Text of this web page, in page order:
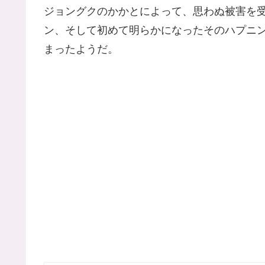
ジョングクのかかとによって、思わぬ被害を
ン、そして初めて明らかになったそのハプニ
まったようだ。